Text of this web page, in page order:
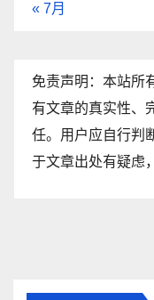
« 7月
免责声明：本站所
有文章的真实性、
任。用户应自行判
于文章出处有疑虑